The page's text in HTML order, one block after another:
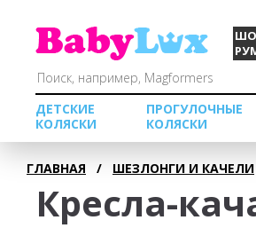
ДЕТСКИЕ
КОЛЯСКИ
ПРОГУЛОЧНЫЕ
КОЛЯСКИ
ГЛАВНАЯ / ШЕЗЛОНГИ И КАЧЕЛИ
Кресла-